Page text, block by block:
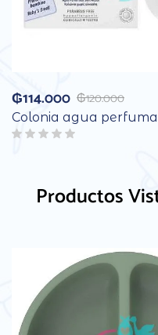
₲120.000
₲114.000
Colonia agua
Productos